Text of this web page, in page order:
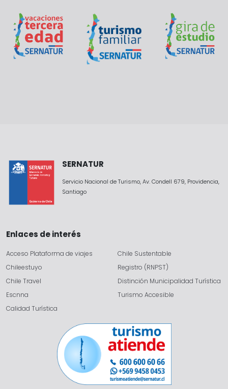
SERNATUR
Servicio Nacional de Turismo, Av. Condell 679, Providencia,
Santiago
Enlaces de interés
Acceso Plataforma de viajes
Chileestuyo
Chile Travel
Escnna
Calidad Turística
Chile Sustentable
Registro (RNPST)
Distinción Municipalidad Turística
Turismo Accesible